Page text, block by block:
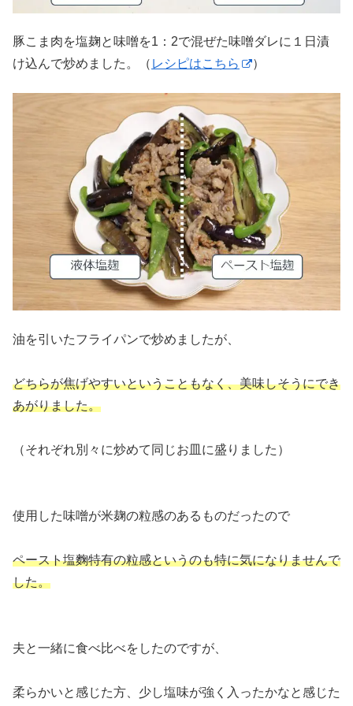
豚こま肉を塩麹と味噌を1：2で混ぜた味噌ダレに１日漬
け込んで炒めました。（ レシピはこちら ）
油を引いたフライパンで炒めましたが、
どちらが焦げやすいということもなく、美味しそうにでき
あがりました。
（それぞれ別々に炒めて同じお皿に盛りました）
使用した味噌が米麹の粒感のあるものだったので
ペースト塩麴特有の粒感というのも特に気になりませんで
した。
夫と一緒に食べ比べをしたのですが、
柔らかいと感じた方、少し塩味が強く入ったかなと感じた